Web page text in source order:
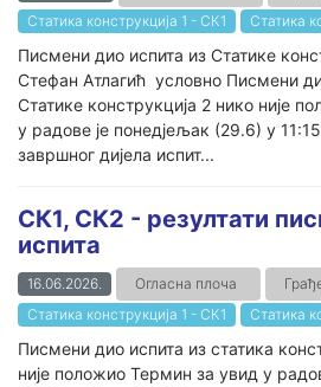
Статика конструкција 1 - СК1
Статика
Писмени дио испита из Статике
Стефан Атлагић условно Писмени
Статике конструкција 2 нико није
у радове је понедјељак (29.6) у
завршног дијела испит...
СК1, СК2 - резултати
испита
16.06.2026. Огласна плоча
Статика конструкција 1 - СК1
Статика
Писмени дио испита из статика
није положио Термин за увид у